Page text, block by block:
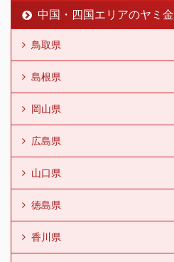
中国・四国エリアのヤミ金
鳥取県
島根県
岡山県
広島県
山口県
徳島県
香川県